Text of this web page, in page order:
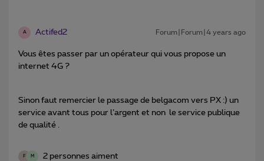
A Actifed2 Forum|Forum|4 years ago
Vous êtes passer par un opérateur qui vous propose un
internet 4G ?
Sinon faut remercier le passage de belgacom vers PX :) un
service avant tous pour l’argent et non le service publique
de qualité .
F M 2 personnes aiment